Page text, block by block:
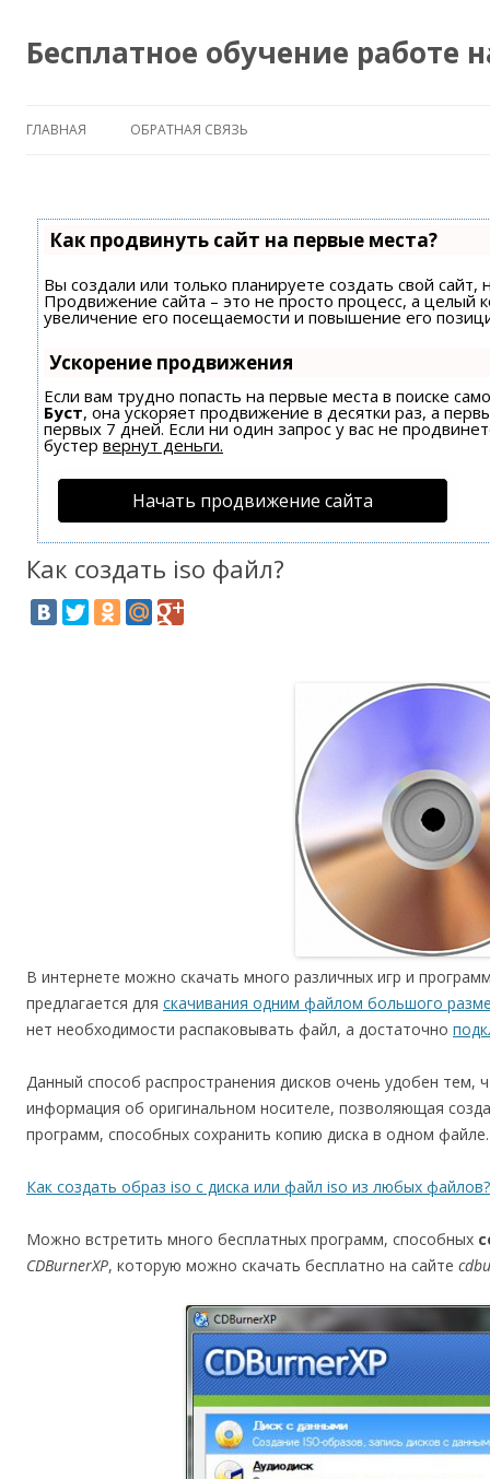
Бесплатное обучение работе
ГЛАВНАЯ ОБРАТНАЯ СВЯЗЬ
Как продвинуть сайт на первые места?
Вы создали или только планируете создать свой сайт,
Продвижение сайта – это не просто процесс, а целый
увеличение его посещаемости и повышение его
Ускорение продвижения
Если вам трудно попасть на первые места в поиске
Буст, она ускоряет продвижение в десятки раз, а
первых 7 дней. Если ни один запрос у вас не
бустер вернут деньги.
Начать продвижение сайта
Как создать iso файл?
В интернете можно скачать много различных игр и
предлагается для скачивания одним файлом большого
нет необходимости распаковывать файл, а достаточно
Данный способ распространения дисков очень удобен тем,
информация об оригинальном носителе, позволяющая
программ, способных сохранить копию диска в одном файле.
Как создать образ iso с диска или файл iso из любых
Можно встретить много бесплатных программ, способных
CDBurnerXP, которую можно скачать бесплатно на сайте